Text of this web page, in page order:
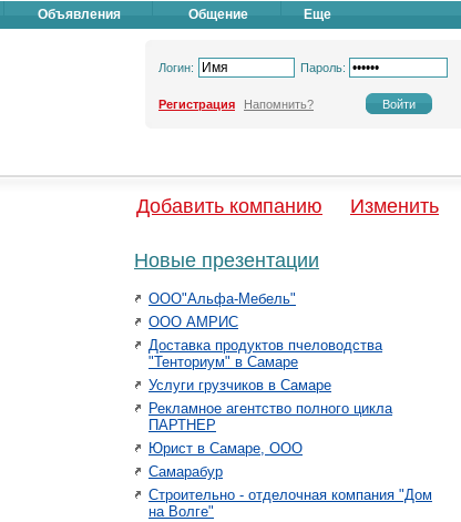
Объявления Общение Еще
Логин: Пароль:
Регистрация Напомнить?
Добавить компанию Изменить
Новые презентации
ООО"Альфа-Мебель"
ООО АМРИС
Доставка продуктов пчеловодства
"Тенториум" в Самаре
Услуги грузчиков в Самаре
Рекламное агентство полного цикла
ПАРТНЕР
Юрист в Самаре, ООО
Самарабур
Строительно - отделочная компания "Дом
на Волге"